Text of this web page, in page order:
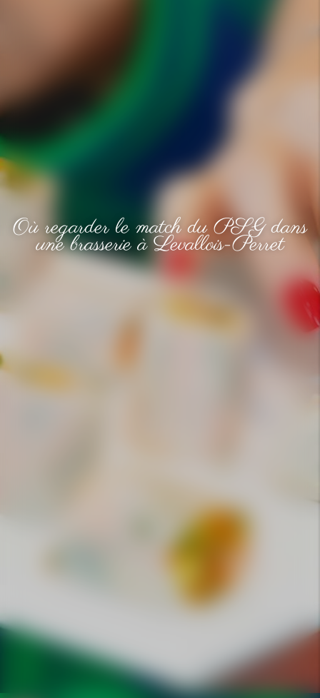
Où regarder le match du PSG dans
une brasserie à Levallois-Perret